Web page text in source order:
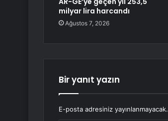
milyar lira harcandı
Ağustos 7, 2026
Bir yanıt yazın
E-posta adresiniz yayınlanmayacak.